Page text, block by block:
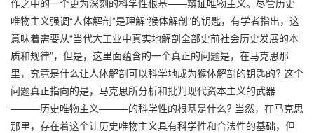
唯物主义强调“人体解剖”是理解“猴体解剖”的钥匙，有学者指出，这
意味着需要从“当代大工业中真实地解剖全部史前社会历史发展的本
质和规律”，但是，这里面蕴含的一个真正的问题是，在马克思那
里，究竟是什么让人体解剖可以科学地成为猴体解剖的钥匙的? 这个
问题真正指向的是，马克思所分析和批判现代资本主义的武器
———历史唯物主义———的科学性的根基是什么? 当然，在马克思
那里，存在着这个让历史唯物主义具有科学性和合法性的基础，但